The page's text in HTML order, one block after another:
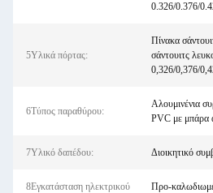
0.326/0.376/
5Υλικά πόρτας:
Πίνακα
σάντουιτς
0,326/0,376/
6Τύπος παραθύρου:
Αλουμινένια
PVC με μπάρα
7Υλικό δαπέδου: Διοικητικό
8Εγκατάσταση ηλεκτρικού
Προ-